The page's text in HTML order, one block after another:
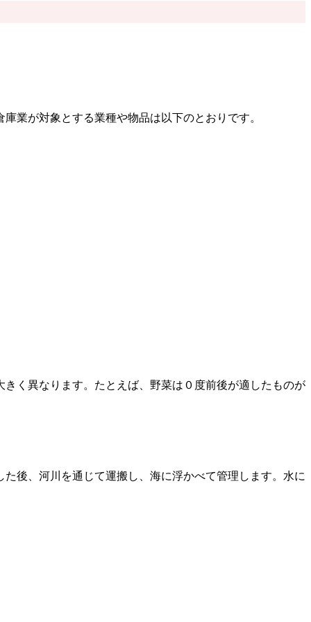
業が対象とする業種や物品は以下のとおりです。
く異なります。たとえば、野菜は０度前後が適したものが
後、河川を通じて運搬し、海に浮かべて管理します。水に